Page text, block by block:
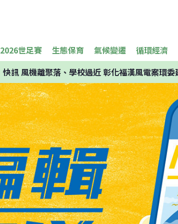
2026世足賽 生態保育 氣候變遷 循環經濟
快訊風機離聚落、學校過近 彰化福漢風電案環